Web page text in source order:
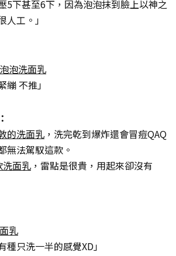
5下甚至6下，因為泡泡抹到臉上以神之
工。」
泡洗面乳
不推」
的洗面乳 ，洗完乾到爆炸還會冒痘QAQ
無法駕馭這款。
面乳 ，雷點是很貴，用起來卻沒有
乳
只洗一半的感覺XD」